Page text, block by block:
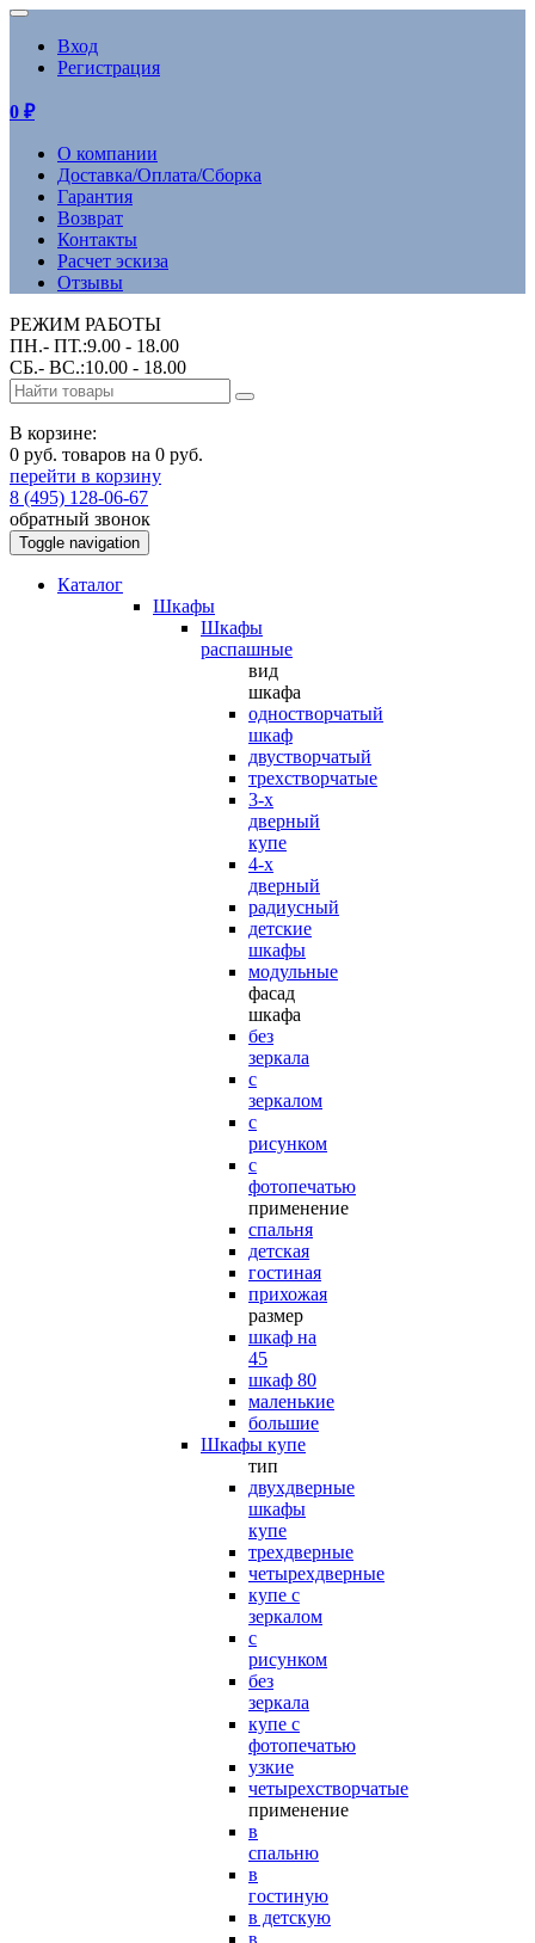
Вход
Регистрация
0 ₽
О компании
Доставка/Оплата/Сборка
Гарантия
Возврат
Контакты
Расчет эскиза
Отзывы
РЕЖИМ РАБОТЫ
ПН.- ПТ.:9.00 - 18.00
СБ.- ВС.:10.00 - 18.00
В корзине:
0 руб. товаров на 0 руб.
перейти в корзину
8 (495) 128-06-67
обратный звонок
Toggle navigation
Каталог
Шкафы
Шкафы
распашные
вид
шкафа
одностворчатый
шкаф
двустворчатый
трехстворчатые
3-х
дверный
купе
4-х
дверный
радиусный
детские
шкафы
модульные
фасад
шкафа
без
зеркала
с
зеркалом
с
рисунком
с
фотопечатью
применение
спальня
детская
гостиная
прихожая
размер
шкаф на
45
шкаф 80
маленькие
большие
Шкафы купе
тип
двухдверные
шкафы
купе
трехдверные
четырехдверные
купе с
зеркалом
с
рисунком
без
зеркала
купе с
фотопечатью
узкие
четырехстворчатые
применение
в
спальню
в
гостиную
в детскую
в